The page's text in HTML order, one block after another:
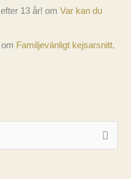
13 år! omVar kan du
om Familjevänligt kejsarsnitt,